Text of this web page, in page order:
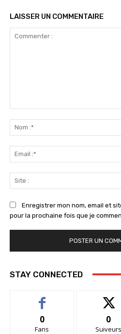
LAISSER UN COMMENTAIRE
Enregistrer mon nom, email et
pour la prochaine fois que je
STAY CONNECTED
0
Fans
0
Suiveurs